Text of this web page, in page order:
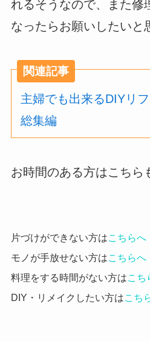
れるそうなので、また修
なったらお願いしたいと
関連記事
主婦でも出来るDIYリ
総集編
お時間のある方はこちら
片づけができない方はこちらへ
モノが手放せない方はこちらへ
料理をする時間がない方はこち
DIY・リメイクしたい方はこち